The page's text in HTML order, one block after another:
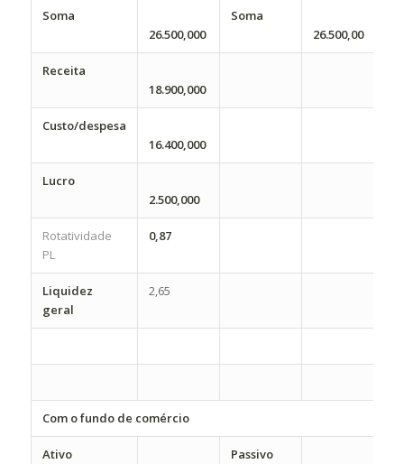
Soma
26.500,000
Soma
26.500,00
Receita
18.900,000
Custo/despesa
16.400,000
Lucro
2.500,000
Rotatividade
PL
0,87
Liquidez
geral
2,65
Com o fundo de comércio
Ativo Passivo